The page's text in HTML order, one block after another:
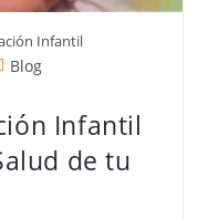
Infantil
Blog
Infantil
de tu